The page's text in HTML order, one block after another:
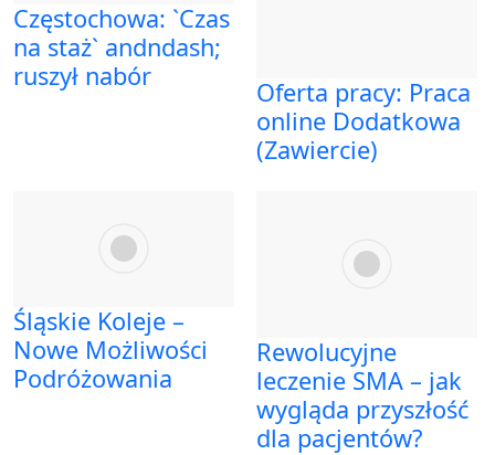
Częstochowa: `Czas
na staż` andndash;
ruszył nabór
Oferta pracy: Praca
online Dodatkowa
(Zawiercie)
Śląskie Koleje –
Nowe Możliwości
Podróżowania
Rewolucyjne
leczenie SMA – jak
wygląda przyszłość
dla pacjentów?